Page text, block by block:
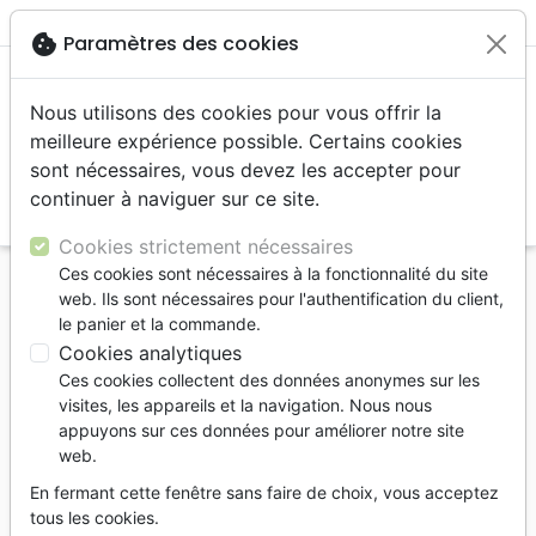
menu
Accueil Auteurs STRAUSS MARK
Liste des produits par auteur
Filtrertune
cookie Paramètres des cookies
Nous utilisons des cookies pour vous offrir la
meilleure expérience possible. Certains cookies
sont nécessaires, vous devez les accepter pour
continuer à naviguer sur ce site.
Cookies strictement nécessaires
Ces cookies sont nécessaires à la fonctionnalité du site
web. Ils sont nécessaires pour l'authentification du client,
le panier et la commande.
Cookies analytiques
Ces cookies collectent des données anonymes sur les
visites, les appareils et la navigation. Nous nous
appuyons sur ces données pour améliorer notre site
web.
En fermant cette fenêtre sans faire de choix, vous acceptez
tous les cookies.